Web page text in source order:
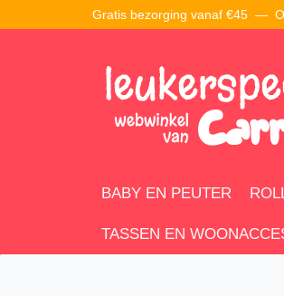
Gratis bezorging vanaf €45 —
BABY EN PEUTER
TASSEN EN